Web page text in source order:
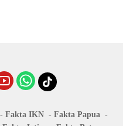
Fakta IKN
Fakta Papua